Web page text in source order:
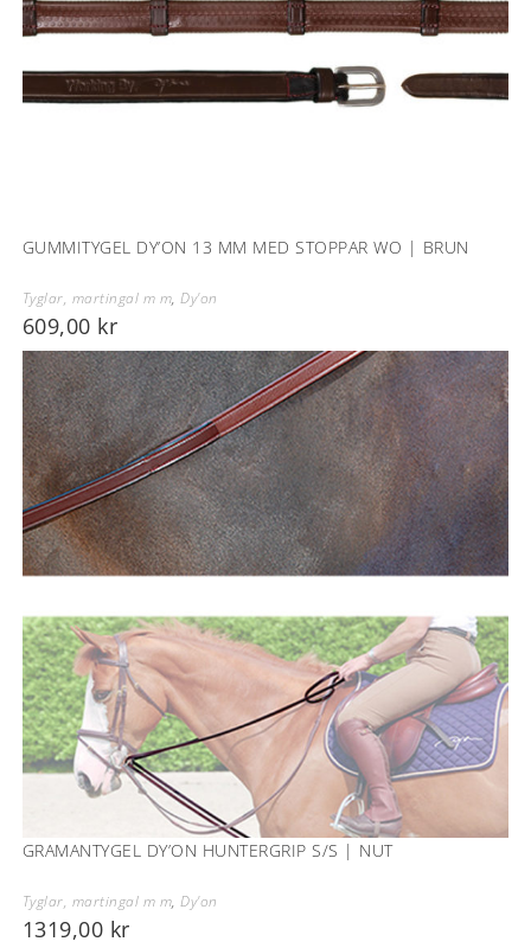
GUMMITYGEL DY’ON 13 MM MED STOPPAR WO | BRUN
Tyglar, martingal m m,Dy'on
609,00 kr
GRAMANTYGEL DY’ON HUNTERGRIP S/S | NUT
Tyglar, martingal m m,Dy'on
1319,00 kr